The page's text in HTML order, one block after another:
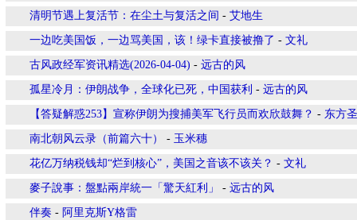
清明节遇上复活节：在尘土与复活之间 - 艾地生
一边吃美国饭，一边骂美国，该！绿卡直接被撸了 - 文礼
古风政经军资讯精选(2026-04-04) - 远古的风
孤星冷月：伊朗战争，全球化已死，中国获利 - 远古的风
【答疑解惑253】宣称伊朗为搜捕美军飞行员而欢欣鼓舞？ - 东方
南北朝风云录（前篇六十） - 玉米穗
花亿万纳税钱却“烂到核心”，美国之音该不该关？ - 文礼
麥子說事：盤點兩岸統一「驚天紅利」 - 远古的风
伴奏 - 阿里克斯Y格雷